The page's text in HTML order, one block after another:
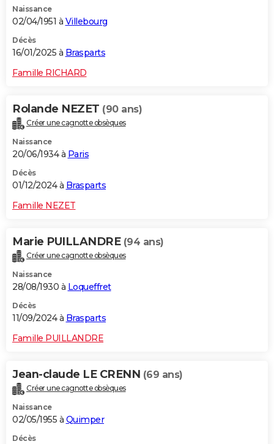
Naissance
02/04/1951 à Villebourg
Décès
16/01/2025 à Brasparts
Famille RICHARD
Rolande NEZET (90 ans)
Créer une cagnotte obsèques
Naissance
20/06/1934 à Paris
Décès
01/12/2024 à Brasparts
Famille NEZET
Marie PUILLANDRE (94 ans)
Créer une cagnotte obsèques
Naissance
28/08/1930 à Loqueffret
Décès
11/09/2024 à Brasparts
Famille PUILLANDRE
Jean-claude LE CRENN (69 ans)
Créer une cagnotte obsèques
Naissance
02/05/1955 à Quimper
Décès